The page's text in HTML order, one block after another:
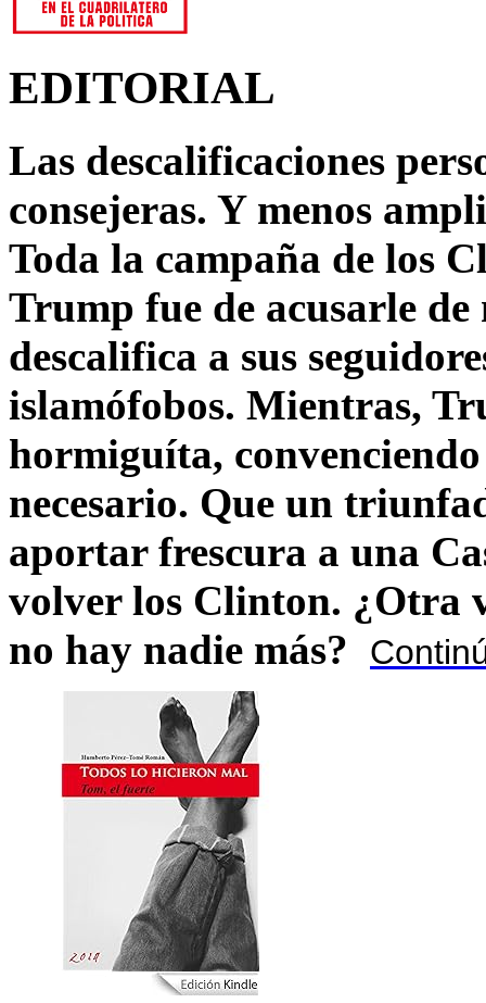
EDITORIAL
Las descalificaciones
consejeras. Y menos
Toda la campaña de los
Trump fue de acusarle
descalifica a sus
islamófobos. Mientras,
hormiguíta,
necesario. Que un
aportar frescura a una
volver los Clinton. ¿Otra
no hay nadie más?